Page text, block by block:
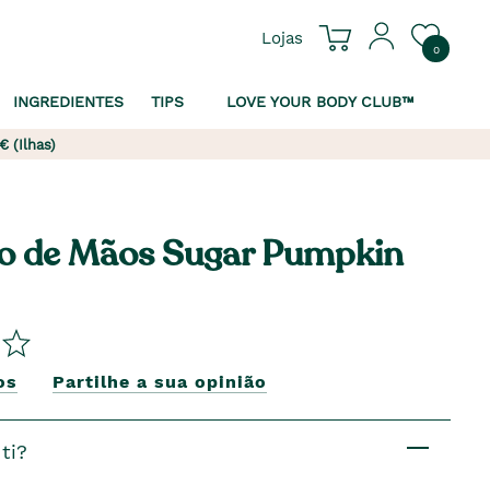
Lojas
0
INGREDIENTES TIPS LOVE YOUR BODY CLUB™
(Ilhas)
de Mãos Sugar Pumpkin
Partilhe a sua opinião